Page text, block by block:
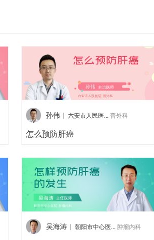
孙伟 六安市人民医... 普外科
怎么预防肝癌
吴海涛 朝阳市中心医... 肿瘤内科